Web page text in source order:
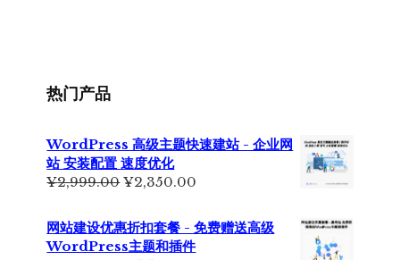
热门产品
WordPress 高级主题快速建站 - 企业网
站 安装配置 速度优化
¥2,999.00原
为：
¥2,999.00。
¥2,350.00
价
格
为：
网站建设优惠折扣套餐 - 免费赠送高级
WordPress主题和插件